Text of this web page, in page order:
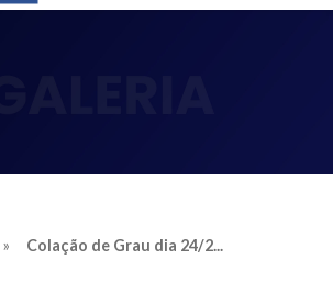
Colação de Grau dia 24/2...